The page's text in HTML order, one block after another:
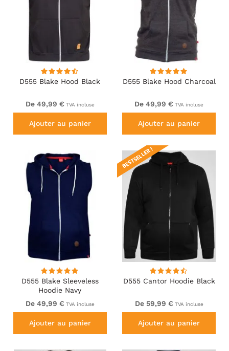
D555 Blake Hood Black
De 49,99 € TVA incluse
Ajouter au panier
D555 Blake Hood Charcoal
De 49,99 € TVA incluse
Ajouter au panier
D555 Blake Sleeveless
Hoodie Navy
De 49,99 € TVA incluse
Ajouter au panier
D555 Cantor Hoodie Black
BESTSELLER !
De 59,99 € TVA incluse
Ajouter au panier